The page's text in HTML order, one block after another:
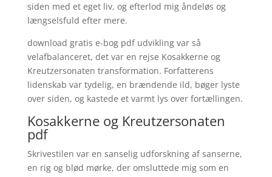
siden med et eget liv, og efterlod mig åndeløs og
længselsfuld efter mere.
download gratis e-bog pdf udvikling var så
velafbalanceret, det var en rejse Kosakkerne og
Kreutzersonaten transformation. Forfatterens
lidenskab var tydelig, en brændende ild, bøger lyste
over siden, og kastede et varmt lys over fortællingen.
Kosakkerne og Kreutzersonaten
pdf
Skrivestilen var en sanselig udforskning af sanserne,
en rig og blød mørke, der omsluttede mig som en